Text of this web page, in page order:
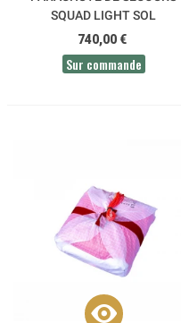
SQUAD LIGHT SOL
740,00 €
Sur commande